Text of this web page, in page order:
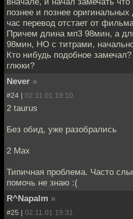
познее и познее
час перевод отстает от
Причем длина мп3 98мин, а
98мин, НО с титрами,
Кто нибудь подобное
глюки?
Never »
#24 | 02.11.01 19:10
2 taurus
Без обид, уже разобрались
2 Max
Типичная проблема. Часто
помочь не знаю :(
R^Napalm »
#25 | 02.11.01 19:31